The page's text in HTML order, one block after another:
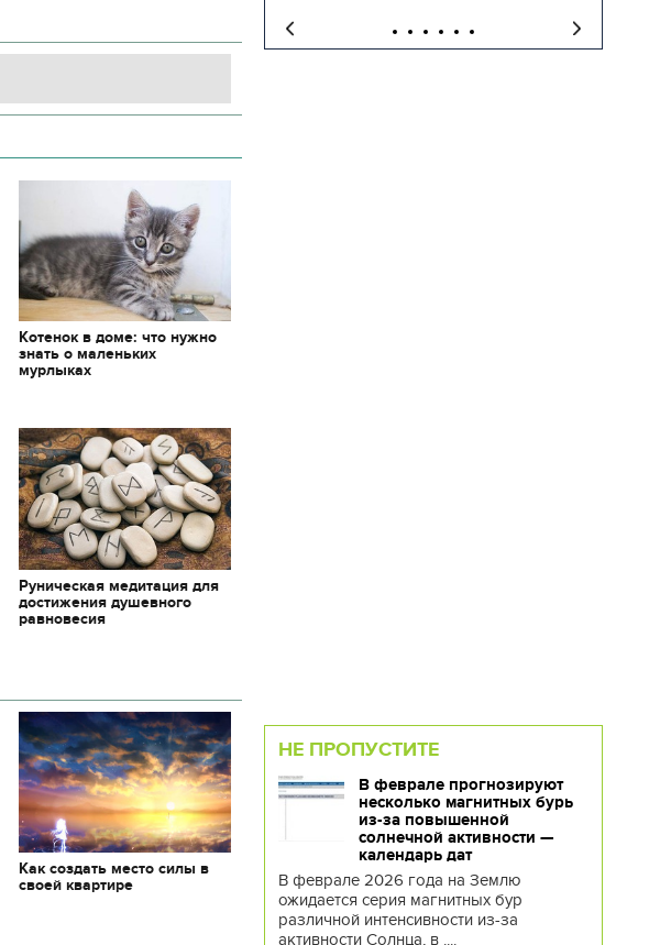
Котенок в доме: что нужно
знать о маленьких
мурлыках
Руническая медитация для
достижения душевного
равновесия
Как создать место силы в
своей квартире
НЕ ПРОПУСТИТЕ
В феврале прогнозируют
несколько магнитных бурь
из-за повышенной
солнечной активности —
календарь дат
В феврале 2026 года на Землю
ожидается серия магнитных бур
различной интенсивности из-за
активности Солнца, в ....